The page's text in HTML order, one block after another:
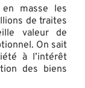
masse les
de traites
valeur de
On sait
à l’intérêt
des biens